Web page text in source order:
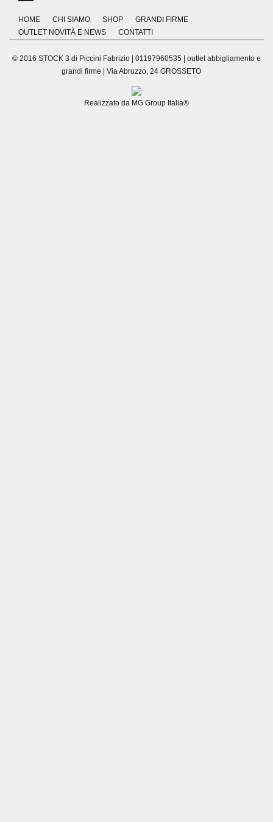
HOME CHI SIAMO SHOP
GRANDI FIRME
OUTLET NOVITÀ E NEWS
CONTATTI
© 2016 STOCK 3 di Piccini Fabrizio | 01197960535 | outlet abbigliamento e
grandi firme | Via Abruzzo, 24 GROSSETO
Realizzato da MG Group Italia®